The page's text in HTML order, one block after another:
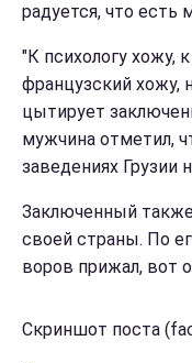
радуется, что есть
"К психологу хожу,
французский хожу,
цытирует
мужчина отметил,
заведениях Грузии
Заключенный
своей страны. По
воров прижал, вот
Скриншот поста